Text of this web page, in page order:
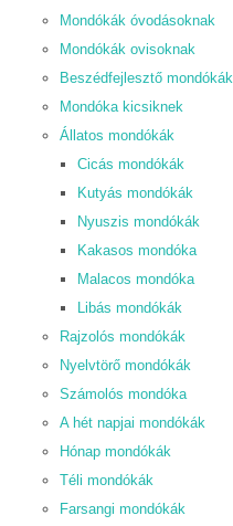
Mondókák óvodásoknak
Mondókák ovisoknak
Beszédfejlesztő mondókák
Mondóka kicsiknek
Állatos mondókák
Cicás mondókák
Kutyás mondókák
Nyuszis mondókák
Kakasos mondóka
Malacos mondóka
Libás mondókák
Rajzolós mondókák
Nyelvtörő mondókák
Számolós mondóka
A hét napjai mondókák
Hónap mondókák
Téli mondókák
Farsangi mondókák